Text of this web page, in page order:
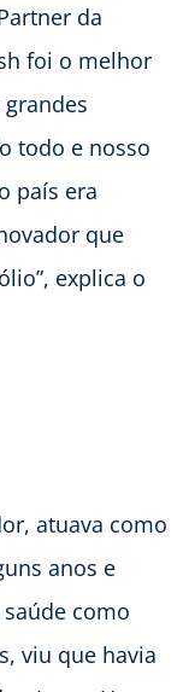
da
foi o melhor
todo e nosso
país era
que
explica o
atuava como
anos e
como
viu que havia